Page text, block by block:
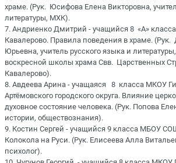
храме. (Рук. Юсифова Елена Викторовна,
литературы, МХК).
7. Андриенко Дмитрий - учащийся 8 «А»
Кавалерово. Правила поведения в храме.
Юрьевна, учитель русского языка и
воскресной школы храма Свв. Царственных
Кавалерово).
8. Авдеева Арина - учащаяся 8 класса МКОУ
Артёмовского городского округа. Влияние
духовное состояние человека. (Рук. Попова
истории, обществознания).
9. Костин Сергей - учащийся 9 класса МБОУ
Колокола на Руси. (Рук. Елисеева Алла
психолог).